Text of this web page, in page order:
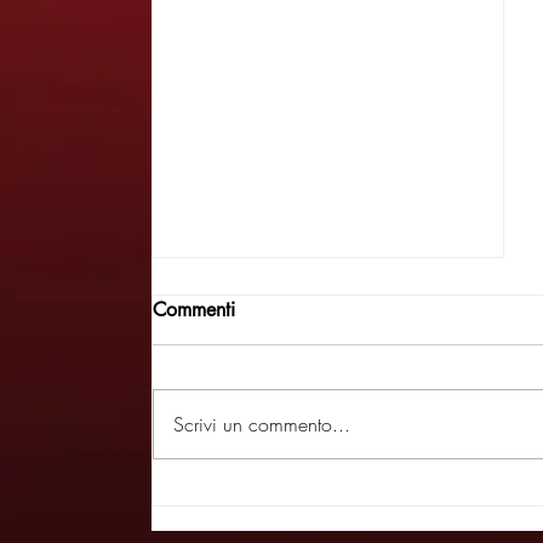
Carpinteri e Faraguna incanta
Commenti
Scrivi un commento...